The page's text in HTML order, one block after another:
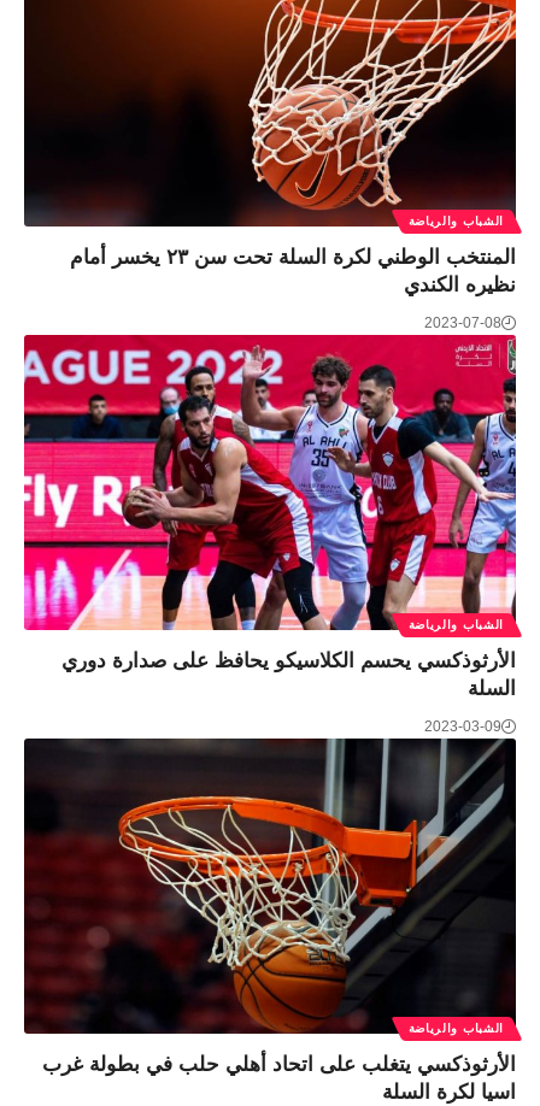
الشباب والرياضة
المنتخب الوطني لكرة السلة تحت سن ٢٣ يخسر أمام
نظيره الكندي
2023-07-08
الشباب والرياضة
الأرثوذكسي يحسم الكلاسيكو يحافظ على صدارة دوري
السلة
2023-03-09
الشباب والرياضة
الأرثوذكسي يتغلب على اتحاد أهلي حلب في بطولة غرب
اسيا لكرة السلة